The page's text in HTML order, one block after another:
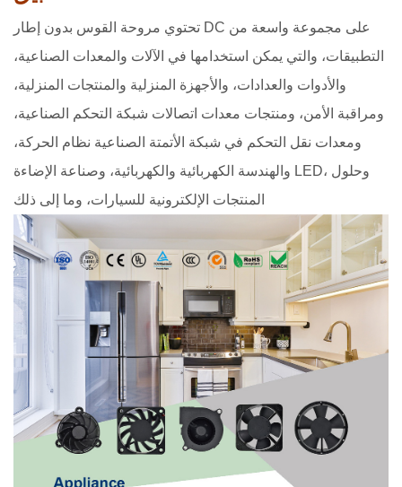
تحتوي مروحة القوس بدون إطار DC على مجموعة واسعة من
التطبيقات، والتي يمكن استخدامها في الآلات والمعدات الصناعية،
والأدوات والعدادات، والأجهزة المنزلية والمنتجات المنزلية،
ومراقبة الأمن، ومنتجات معدات اتصالات شبكة التحكم الصناعية،
ومعدات نقل التحكم في شبكة الأتمتة الصناعية نظام الحركة،
والهندسة الكهربائية والكهربائية، وصناعة الإضاءة LED، وحلول
المنتجات الإلكترونية للسيارات، وما إلى ذلك